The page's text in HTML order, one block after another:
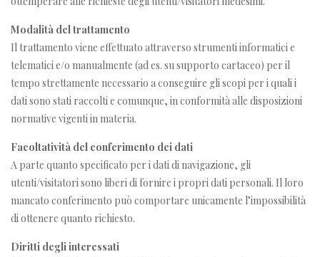
Modalità del trattamento
Il trattamento viene effettuato attraverso strumenti informatici e
telematici e/o manualmente (ad es. su supporto cartaceo) per il
tempo strettamente necessario a conseguire gli scopi per i quali i
dati sono stati raccolti e comunque, in conformità alle disposizioni
normative vigenti in materia.
Facoltatività del conferimento dei dati
A parte quanto specificato per i dati di navigazione, gli
utenti/visitatori sono liberi di fornire i propri dati personali. Il loro
mancato conferimento può comportare unicamente l’impossibilità
di ottenere quanto richiesto.
Diritti degli interessati